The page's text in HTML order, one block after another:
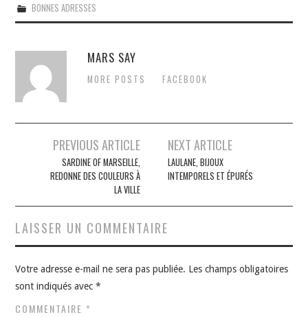
BONNES ADRESSES
MARS SAY
MORE POSTS FACEBOOK
Navigation
articles
PREVIOUS ARTICLE
SARDINE OF MARSEILLE,
REDONNE DES COULEURS À
LA VILLE
NEXT ARTICLE
LAULANE, BIJOUX
INTEMPORELS ET ÉPURÉS
LAISSER UN COMMENTAIRE
Votre adresse e-mail ne sera pas publiée. Les champs obligatoires
sont indiqués avec*
COMMENTAIRE *